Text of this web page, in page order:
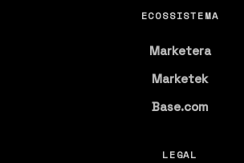
ECOSSISTEMA
Marketera
Marketek
Base.com
LEGAL